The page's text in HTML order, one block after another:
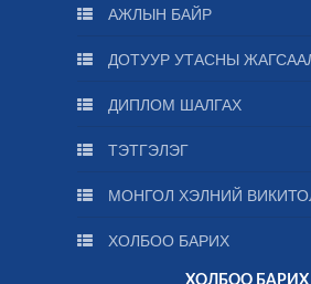
АЖЛЫН БАЙР
ДОТУУР УТАСНЫ
ДИПЛОМ ШАЛГАХ
ТЭТГЭЛЭГ
МОНГОЛ ХЭЛНИЙ
ХОЛБОО БАРИХ
ХОЛБОО БАРИХ